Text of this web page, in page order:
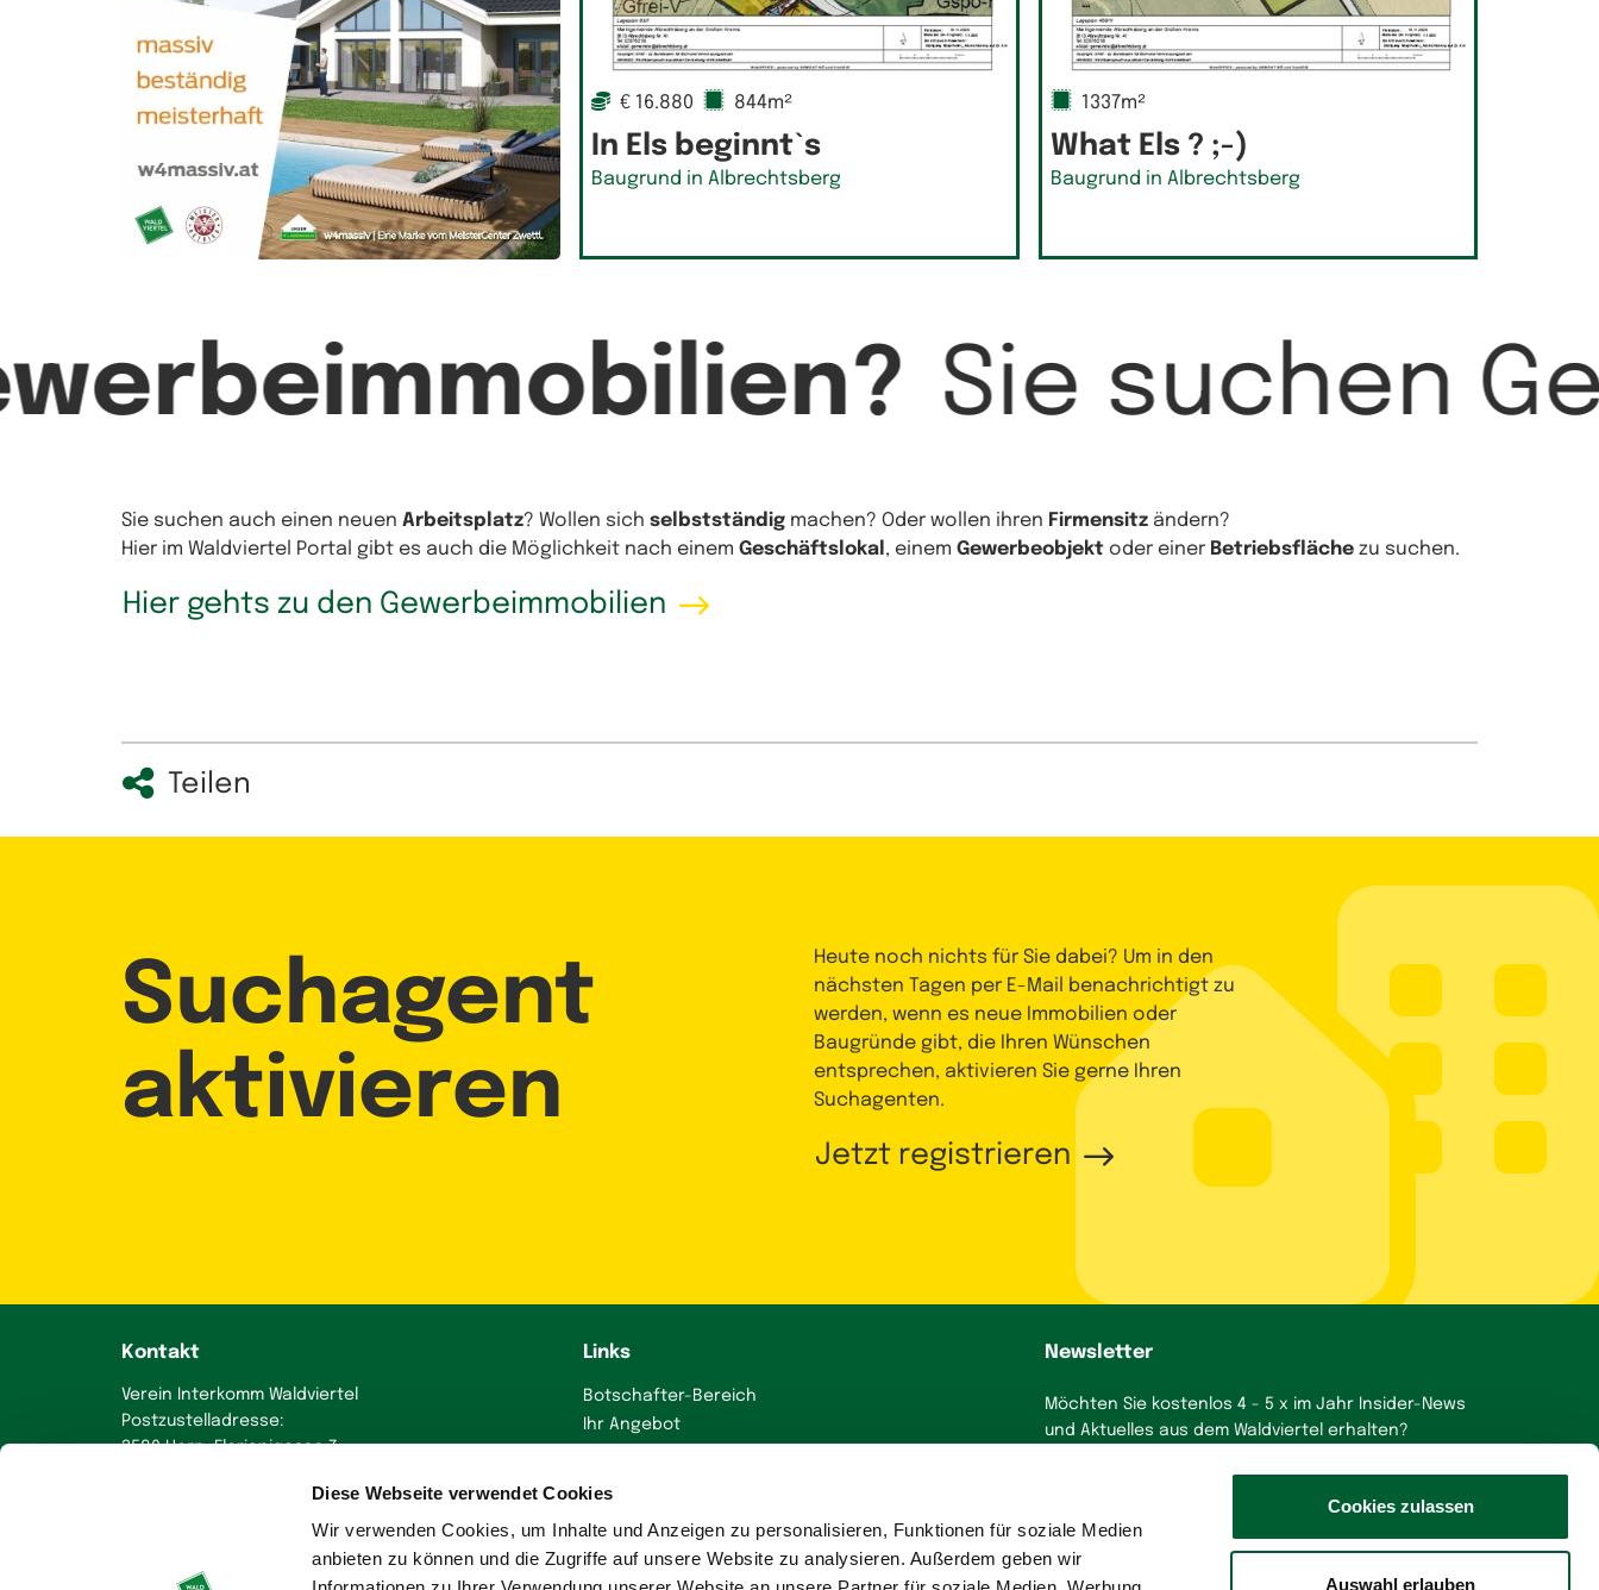
Diese Webseite verwendet Cookies
Wir verwenden Cookies, um Inhalte und Anzeigen zu personalisieren, Funktionen für soziale Medien
anbieten zu können und die Zugriffe auf unsere Website zu analysieren. Außerdem geben wir
Cookies zulassen
Auswahl erlauben
€ 16.880 844m²
In Els beginnt`s
Baugrund in Albrechtsberg
1337m²
What Els ? ;-)
Baugrund in Albrechtsberg
Sie suchen
Sie suchen auch einen neuen Arbeitsplatz? Wollen sich selbstständig machen? Oder wollen ihren Firmensitz ändern?
Hier im Waldviertel Portal gibt es auch die Möglichkeit nach einem Geschäftslokal , einem Gewerbeobjekt oder einer Betriebsfläche zu suchen.
Hier gehts zu den Gewerbeimmobilien
Teilen
Suchagent
aktivieren
Heute noch nichts für Sie dabei? Um in den
nächsten Tagen per E-Mail benachrichtigt zu
werden, wenn es neue Immobilien oder
Baugründe gibt, die Ihren Wünschen
entsprechen, aktivieren Sie gerne Ihren
Suchagenten.
Jetzt registrieren
Kontakt
Verein Interkomm Waldviertel
Postzustelladresse:
3580 Horn, Florianigasse 7
wohnen-im-waldviertel.at
Links
Botschafter-Bereich
Ihr Angebot
Presse
Newsletter
Möchten Sie kostenlos 4 - 5 x im Jahr Insider-News
und Aktuelles aus dem Waldviertel erhalten?